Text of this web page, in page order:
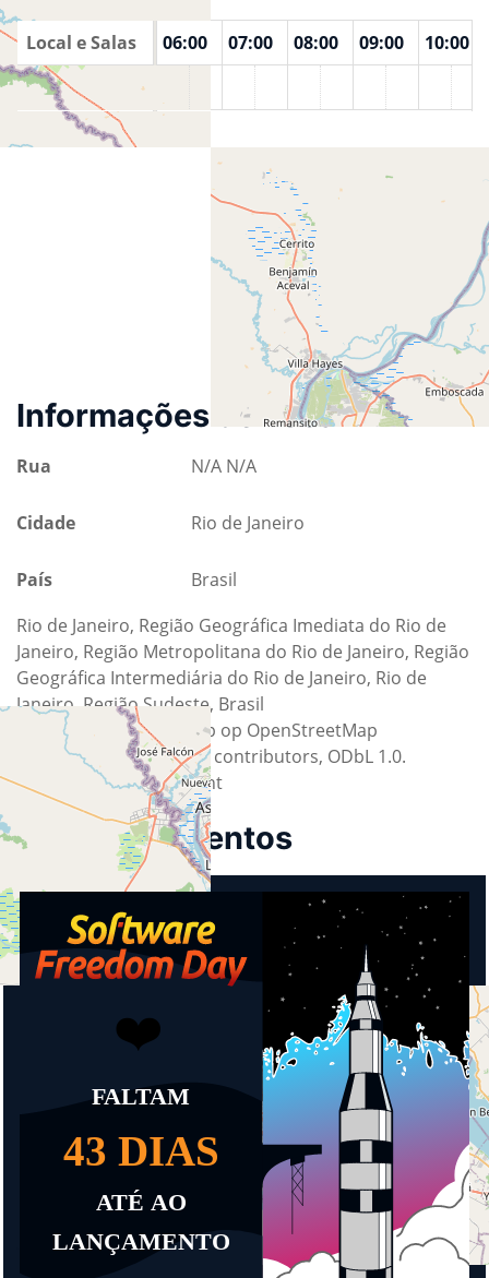
Local e Salas
04:00 05:00 06:00 07:00 08:00 09:00
10:00
Archived location for Qu@n_tr0n Rio de Janeiro Brazil
Informações de Local
Rua N/A N/A
Cidade Rio de Janeiro
País
Brasil
Rio de Janeiro, Região Geográfica Imediata do Rio de
Janeiro, Região Metropolitana do Rio de Janeiro, Região
Geográfica Intermediária do Rio de Janeiro, Rio de
Janeiro, Região Sudeste, Brasil
Generated with the help op OpenStreetMap
Data © OpenStreetMap contributors, ODbL 1.0.
http://osm.org/copyright
Próximos Eventos